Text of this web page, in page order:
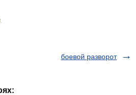
боевой разворот